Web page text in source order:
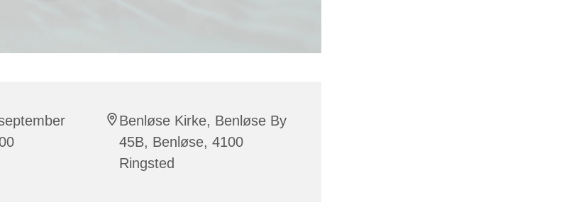
Benløse Kirke, Benløse By
45B, Benløse, 4100
Ringsted